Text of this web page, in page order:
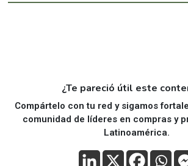
¿Te pareció útil este
Compártelo con tu red y sigamos
comunidad de líderes en compras y
Latinoamérica.